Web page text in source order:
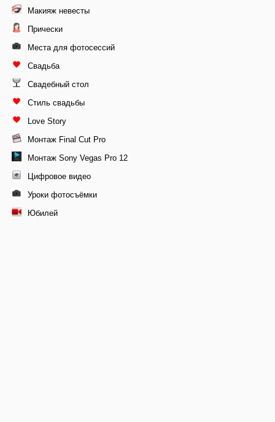
Макияж невесты
Прически
Места для фотосессий
Свадьба
Свадебный стол
Стиль свадьбы
Love Story
Монтаж Final Cut Pro
Монтаж Sony Vegas Pro 12
Цифровое видео
Уроки фотосъёмки
Юбилей